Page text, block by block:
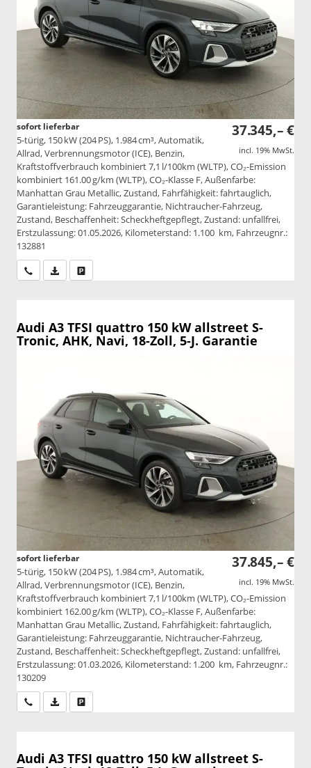
37.345,– €
incl. 19% MwSt.
sofort lieferbar
5-türig, 150 kW (204 PS), 1.984 cm³, Automatik,
Allrad, Verbrennungsmotor (ICE), Benzin,
Kraftstoffverbrauch kombiniert 7,1 l/100km (WLTP), CO₂-Emission
kombiniert 161.00 g/km (WLTP), CO₂-Klasse F, Außenfarbe:
Manhattan Grau Metallic, Zustand, Fahrfähigkeit: fahrtauglich,
Garantieleistung: Fahrzeuggarantie, Nichtraucher-Fahrzeug,
Zustand, Beschaffenheit: Scheckheftgepflegt, Zustand: unfallfrei,
Erstzulassung: 01.05.2026, Kilometerstand: 1.100 km, Fahrzeugnr.:
132881
Wir rufen Sie anPDF-Datei, Fahrzeugexposé drucken
Audi A3 TFSI quattro 150 kW allstreet S-
Tronic, AHK, Navi, 18-Zoll, 5-J. Garantie
37.845,– €
incl. 19% MwSt.
sofort lieferbar
5-türig, 150 kW (204 PS), 1.984 cm³, Automatik,
Allrad, Verbrennungsmotor (ICE), Benzin,
Kraftstoffverbrauch kombiniert 7,1 l/100km (WLTP), CO₂-Emission
kombiniert 162.00 g/km (WLTP), CO₂-Klasse F, Außenfarbe:
Manhattan Grau Metallic, Zustand, Fahrfähigkeit: fahrtauglich,
Garantieleistung: Fahrzeuggarantie, Nichtraucher-Fahrzeug,
Zustand, Beschaffenheit: Scheckheftgepflegt, Zustand: unfallfrei,
Erstzulassung: 01.03.2026, Kilometerstand: 1.200 km, Fahrzeugnr.:
130209
Wir rufen Sie anPDF-Datei, Fahrzeugexposé drucken
Audi A3 TFSI quattro 150 kW allstreet S-